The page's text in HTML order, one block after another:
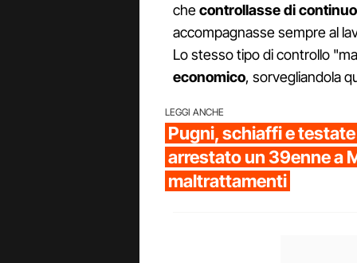
checontrollasse di
accompagnasse sempre al
Lo stesso tipo di controllo
economico, sorvegliandola
LEGGI ANCHE
Pugni, schiaffi e
arrestato un 39enne a
maltrattamenti